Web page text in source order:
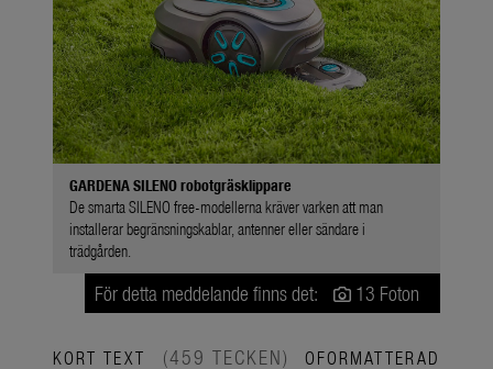
GARDENA SILENO robotgräsklippare
De smarta SILENO free-modellerna kräver varken att man
installerar begränsningskablar, antenner eller sändare i
trädgården.
För detta meddelande finns det: 13 Foton
KORT TEXT (459 TECKEN)
OFORMATTERAD